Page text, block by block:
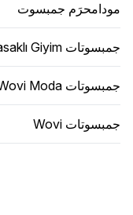
مودامحرَم جمبسوت
جمبسوتات Pasaklı Giyim
جمبسوتات Wovi Moda
جمبسوتات Wovi